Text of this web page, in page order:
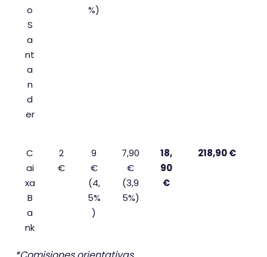
o
S
a
nt
a
n
d
er
%)
C
ai
xa
B
a
nk
2
€
9
€
(4,
5%
)
7,90
€
(3,9
5%)
18,
90
€
218,90 €